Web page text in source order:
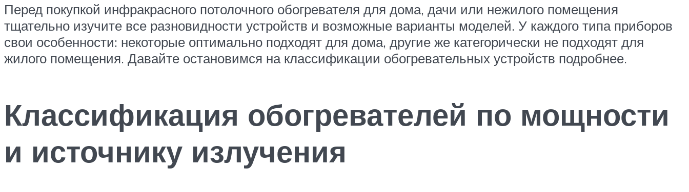
Перед покупкой инфракрасного потолочного обогревателя для дома, дачи или нежилого помещения
тщательно изучите все разновидности устройств и возможные варианты моделей. У каждого типа приборов
свои особенности: некоторые оптимально подходят для дома, другие же категорически не подходят для
жилого помещения. Давайте остановимся на классификации обогревательных устройств подробнее.
Классификация обогревателей по мощности
и источнику излучения